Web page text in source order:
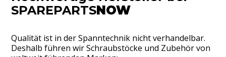
SPAREPARTSNOW
Qualität ist in der Spanntechnik nicht verhandelbar.
Deshalb führen wir Schraubstöcke und Zubehör von